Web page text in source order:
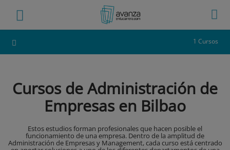
1 Cursos
Cursos de Administración de
Empresas en Bilbao
Estos estudios forman profesionales que hacen posible el
funcionamiento de una empresa. Dentro de la amplitud de
Administración de Empresas y Management, cada curso está centrado